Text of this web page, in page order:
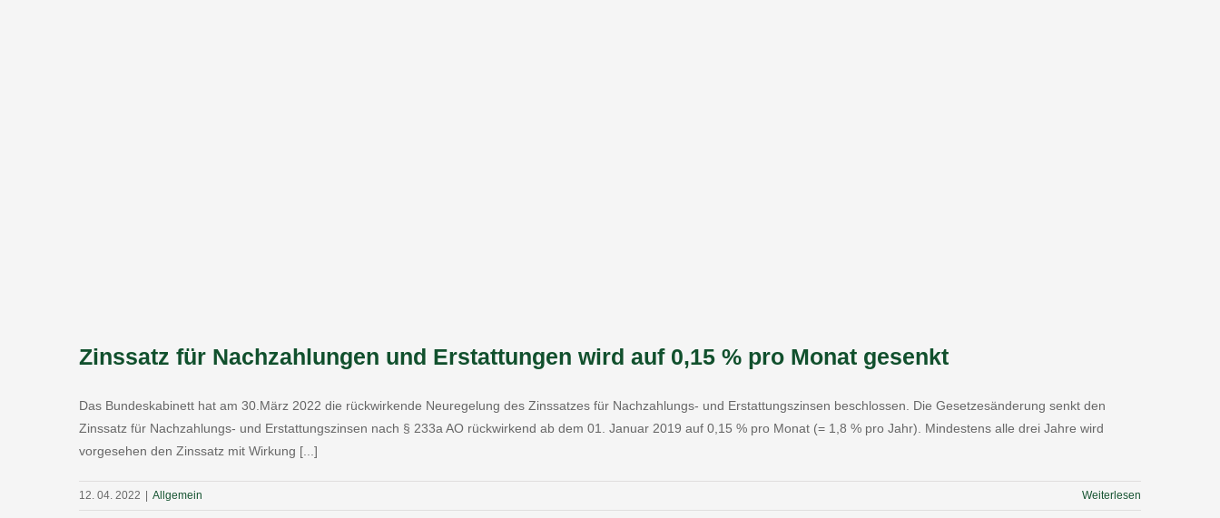
Zinssatz für Nachzahlungen und Erstattungen wird auf 0,15 % pro Monat gesenkt
Das Bundeskabinett hat am 30.März 2022 die rückwirkende Neuregelung des Zinssatzes für Nachzahlungs- und Erstattungszinsen beschlossen. Die Gesetzesänderung senkt den
Zinssatz für Nachzahlungs- und Erstattungszinsen nach § 233a AO rückwirkend ab dem 01. Januar 2019 auf 0,15 % pro Monat (= 1,8 % pro Jahr). Mindestens alle drei Jahre wird
vorgesehen den Zinssatz mit Wirkung [...]
12. 04. 2022 Allgemein Weiterlesen